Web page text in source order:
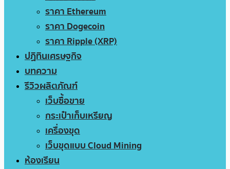
ราคา Ethereum
ราคา Dogecoin
ราคา Ripple (XRP)
ปฏิทินเศรษฐกิจ
บทความ
รีวิวผลิตภัณฑ์
เว็บซื้อขาย
กระเป๋าเก็บเหรียญ
เครื่องขุด
เว็บขุดแบบ Cloud Mining
ห้องเรียน